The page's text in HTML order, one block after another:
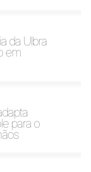
da Ulbra
em
para o